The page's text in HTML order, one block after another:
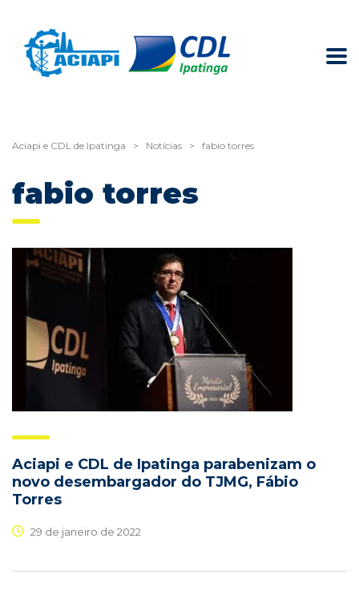
Aciapi e CDL de Ipatinga > Notícias > fabio torres
fabio torres
Aciapi e CDL de Ipatinga parabenizam o
novo desembargador do TJMG, Fábio
Torres
29 de janeiro de 2022